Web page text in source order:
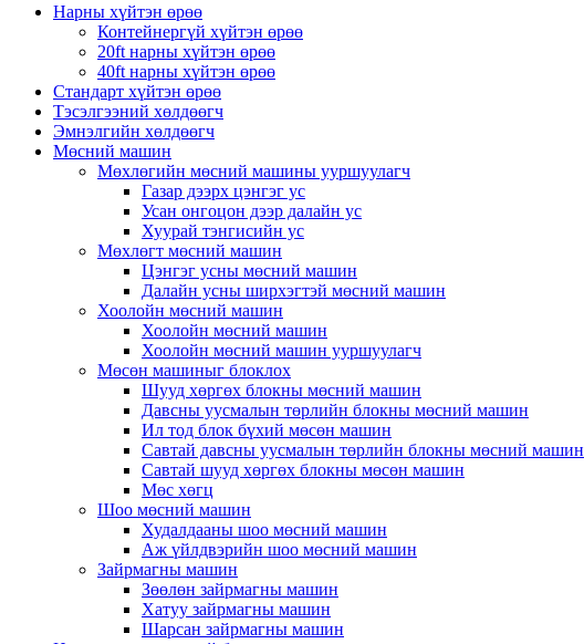
Нарны хүйтэн өрөө
Контейнергүй хүйтэн өрөө
20ft нарны хүйтэн өрөө
40ft нарны хүйтэн өрөө
Стандарт хүйтэн өрөө
Тэсэлгээний хөлдөөгч
Эмнэлгийн хөлдөөгч
Мөсний машин
Мөхлөгийн мөсний машины ууршуулагч
Газар дээрх цэнгэг ус
Усан онгоцон дээр далайн ус
Хуурай тэнгисийн ус
Мөхлөгт мөсний машин
Цэнгэг усны мөсний машин
Далайн усны ширхэгтэй мөсний машин
Хоолойн мөсний машин
Хоолойн мөсний машин
Хоолойн мөсний машин ууршуулагч
Мөсөн машиныг блоклох
Шууд хөргөх блокны мөсний машин
Давсны уусмалын төрлийн блокны мөсний машин
Ил тод блок бүхий мөсөн машин
Савтай давсны уусмалын төрлийн блокны мөсний машин
Савтай шууд хөргөх блокны мөсөн машин
Мөс хөгц
Шоо мөсний машин
Худалдааны шоо мөсний машин
Аж үйлдвэрийн шоо мөсний машин
Зайрмагны машин
Зөөлөн зайрмагны машин
Хатуу зайрмагны машин
Шарсан зайрмагны машин